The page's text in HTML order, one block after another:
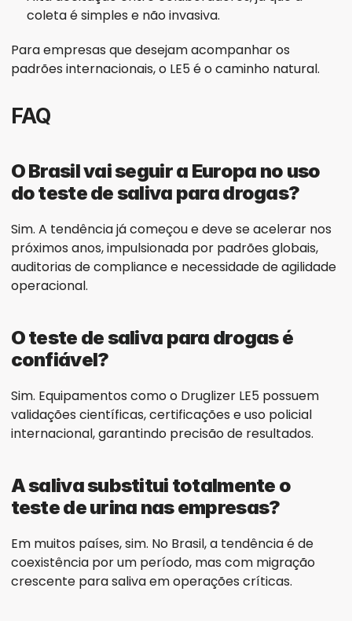
coleta é simples e não invasiva.
Para empresas que desejam acompanhar os
padrões internacionais, o LE5 é o caminho natural.
FAQ
O Brasil vai seguir a Europa no uso
do teste de saliva para drogas?
Sim. A tendência já começou e deve se acelerar nos
próximos anos, impulsionada por padrões globais,
auditorias de compliance e necessidade de agilidade
operacional.
O teste de saliva para drogas é
confiável?
Sim. Equipamentos como o Druglizer LE5 possuem
validações científicas, certificações e uso policial
internacional, garantindo precisão de resultados.
A saliva substitui totalmente o
teste de urina nas empresas?
Em muitos países, sim. No Brasil, a tendência é de
coexistência por um período, mas com migração
crescente para saliva em operações críticas.